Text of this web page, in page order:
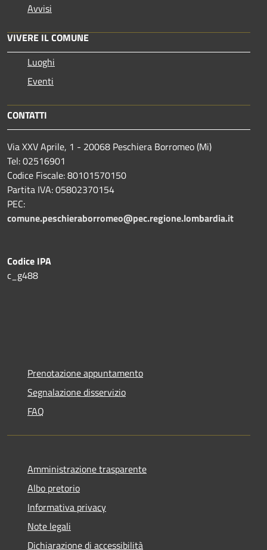
Avvisi
VIVERE IL COMUNE
Luoghi
Eventi
CONTATTI
Via XXV Aprile, 1 - 20068 Peschiera Borromeo (Mi)
Tel: 02516901
Codice Fiscale: 80101570150
Partita IVA: 05802370154
PEC:
comune.peschieraborromeo@pec.regione.lombardia.it
Codice IPA
c_g488
Prenotazione appuntamento
Segnalazione disservizio
FAQ
Amministrazione trasparente
Albo pretorio
Informativa privacy
Note legali
Dichiarazione di accessibilità